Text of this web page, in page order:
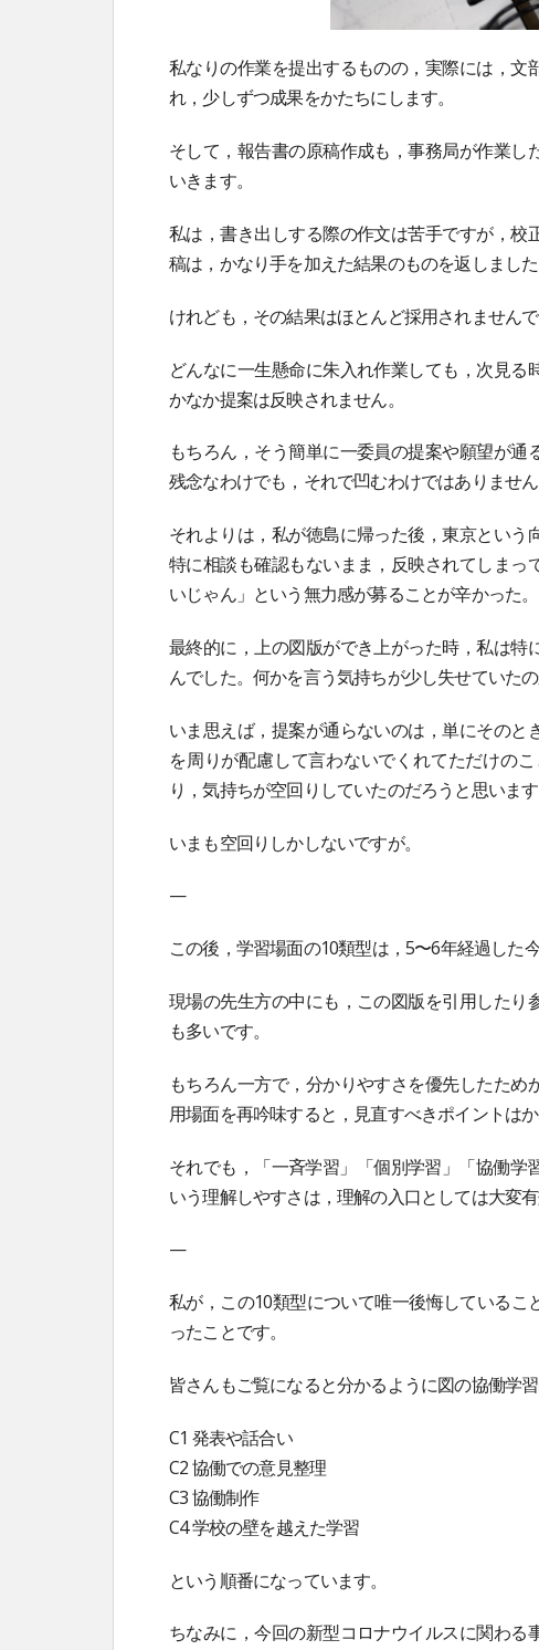
私なりの作業を提出するものの，実際には，文
れ，少しずつ成果をかたちにします。
そして，報告書の原稿作成も，事務局が作業
いきます。
私は，書き出しする際の作文は苦手ですが，
稿は，かなり手を加えた結果のものを返しました
けれども，その結果はほとんど採用されませんで
どんなに一生懸命に朱入れ作業しても，次見
かなか提案は反映されません。
もちろん，そう簡単に一委員の提案や願望が
残念なわけでも，それで凹むわけではありません
それよりは，私が徳島に帰った後，東京という
特に相談も確認もないまま，反映されてしま
いじゃん」という無力感が募ることが辛かった。
最終的に，上の図版ができ上がった時，私は
んでした。何かを言う気持ちが少し失せていたの
いま思えば，提案が通らないのは，単にその
を周りが配慮して言わないでくれてただけの
り，気持ちが空回りしていたのだろうと思います
いまも空回りしかしないですが。
—
この後，学習場面の10類型は，5〜6年経過した
現場の先生方の中にも，この図版を引用したり
も多いです。
もちろん一方で，分かりやすさを優先したた
用場面を再吟味すると，見直すべきポイントは
それでも，「一斉学習」「個別学習」「協働学
いう理解しやすさは，理解の入口としては大変有
—
私が，この10類型について唯一後悔している
ったことです。
皆さんもご覧になると分かるように図の協働学
C1 発表や話合い
C2 協働での意見整理
C3 協働制作
C4 学校の壁を越えた学習
という順番になっています。
ちなみに，今回の新型コロナウイルスに関わ